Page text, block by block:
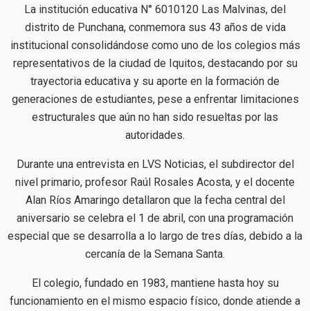
La institución educativa N° 6010120 Las Malvinas, del
distrito de Punchana, conmemora sus 43 años de vida
institucional consolidándose como uno de los colegios más
representativos de la ciudad de Iquitos, destacando por su
trayectoria educativa y su aporte en la formación de
generaciones de estudiantes, pese a enfrentar limitaciones
estructurales que aún no han sido resueltas por las
autoridades.
Durante una entrevista en LVS Noticias, el subdirector del
nivel primario, profesor Raúl Rosales Acosta, y el docente
Alan Ríos Amaringo detallaron que la fecha central del
aniversario se celebra el 1 de abril, con una programación
especial que se desarrolla a lo largo de tres días, debido a la
cercanía de la Semana Santa.
El colegio, fundado en 1983, mantiene hasta hoy su
funcionamiento en el mismo espacio físico, donde atiende a